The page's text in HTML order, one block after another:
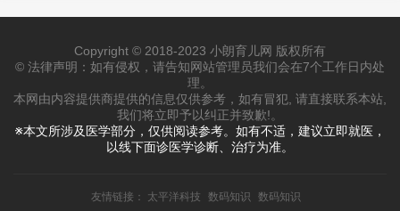
Copyright © 2018-2023 小朗育儿网 版权所有
© 法律声明：如有侵权，请告知网站管理员我们会在7个工作日内处
理。
本网由内容提供商提供的信息仅供参考，如有冒犯, 请直接联系本站,
我们将立即予以纠正并致歉!。
※本文所涉及医学部分，仅供阅读参考。如有不适，建议立即就医，
以线下面诊医学诊断、治疗为准。
友情链接： 太平洋科技 数码知识
数码知识